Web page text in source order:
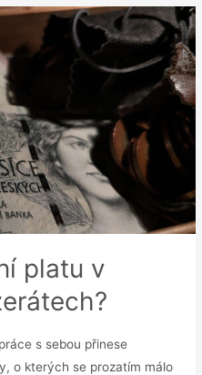
platu v
s sebou přinese
o kterých se prozatím málo